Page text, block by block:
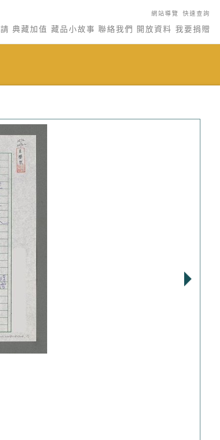
網站導覽 快速查詢
典藏加值 藏品小故事 聯絡我們 開放資料 我要捐贈